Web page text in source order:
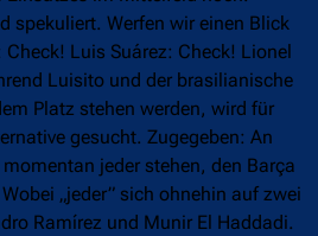
spekuliert. Werfen wir einen Blick
Luis Suárez: Check! Lionel
Luisito und der brasilianische
Platz stehen werden, wird für
gesucht. Zugegeben: An
jeder stehen, den Barça
„jeder” sich ohnehin auf zwei
Ramírez und Munir El Haddadi.